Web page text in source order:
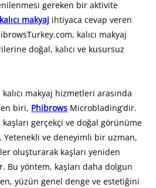
gereken bir aktivite
kalıcı makyaj ihtiyaca cevap veren
kalıcı makyaj
doğal, kalıcı ve kusursuz
makyaj hizmetleri arasında
biri, Phibrows Microblading’dir.
gerçekçi ve doğal görünüme
ve deneyimli bir uzman,
oluşturarak kaşları yeniden
yöntem, kaşları daha dolgun
yüzün genel denge ve estetiğini